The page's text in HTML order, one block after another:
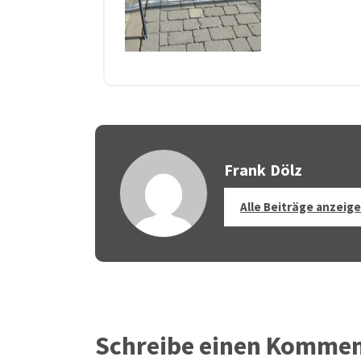
Frank Dölz
Alle Beiträge
Schreibe einen